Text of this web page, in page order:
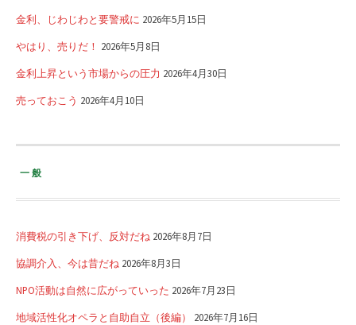
金利、じわじわと要警戒に 2026年5月15日
やはり、売りだ！ 2026年5月8日
金利上昇という市場からの圧力 2026年4月30日
売っておこう 2026年4月10日
一般
消費税の引き下げ、反対だね 2026年8月7日
協調介入、今は昔だね 2026年8月3日
NPO活動は自然に広がっていった 2026年7月23日
地域活性化オペラと自助自立（後編） 2026年7月16日